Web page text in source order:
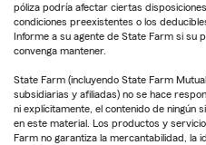
póliza podría afectar ciertas
condiciones preexistentes o los
Informe a su agente de State Farm si su
convenga mantener.
State Farm (incluyendo State Farm
subsidiarias y afiliadas) no se hace
ni explícitamente, el contenido de ningún
en este material. Los productos y
Farm no garantiza la mercantabilidad, la